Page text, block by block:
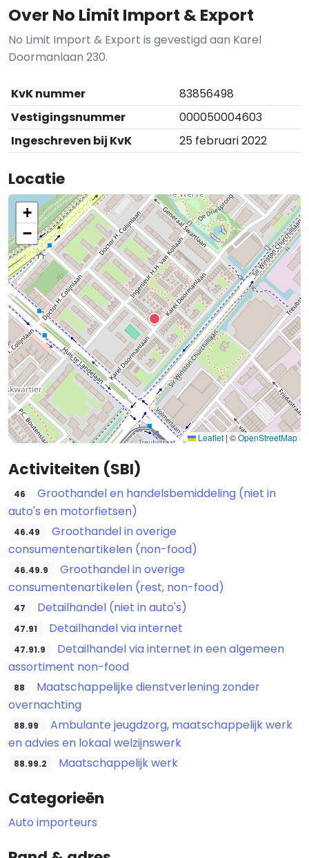
Over No Limit Import & Export
No Limit Import & Export is gevestigd aan Karel
Doormanlaan 230.
KvK nummer
83856498
Vestigingsnummer
000050004603
Ingeschreven bij KvK
25 februari 2022
Locatie
+
−
Leaflet | ©OpenStreetMap
Activiteiten (SBI)
46
Groothandel en handelsbemiddeling (niet in
auto's en motorfietsen)
46.49
Groothandel in overige
consumentenartikelen (non-food)
46.49.9
Groothandel in overige
consumentenartikelen (rest, non-food)
47 Detailhandel (niet in auto's)
47.91 Detailhandel via internet
47.91.9
Detailhandel via internet in een algemeen
assortiment non-food
88
Maatschappelijke dienstverlening zonder
overnachting
88.99
Ambulante jeugdzorg, maatschappelijk werk
en advies en lokaal welzijnswerk
88.99.2 Maatschappelijk werk
Categorieën
Auto importeurs